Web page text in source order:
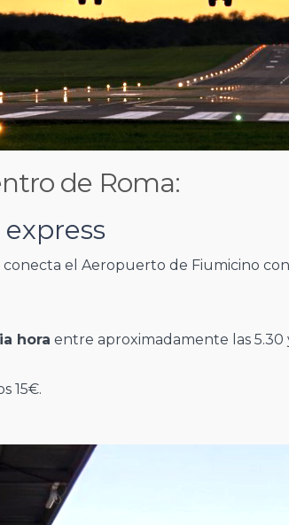
de Roma:
conecta el Aeropuerto de Fiumicino con
hora entre aproximadamente las 5.30
15€.